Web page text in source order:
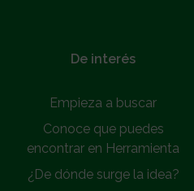
De interés
Empieza a buscar
Conoce que puedes
encontrar en Herramienta
¿De dónde surge la idea?